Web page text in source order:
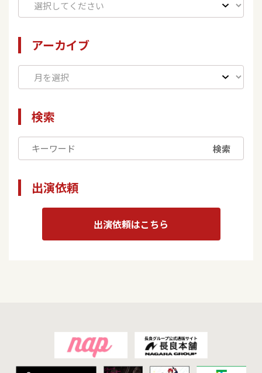
アーカイブ
検索
検索
出演依頼
出演依頼はこちら